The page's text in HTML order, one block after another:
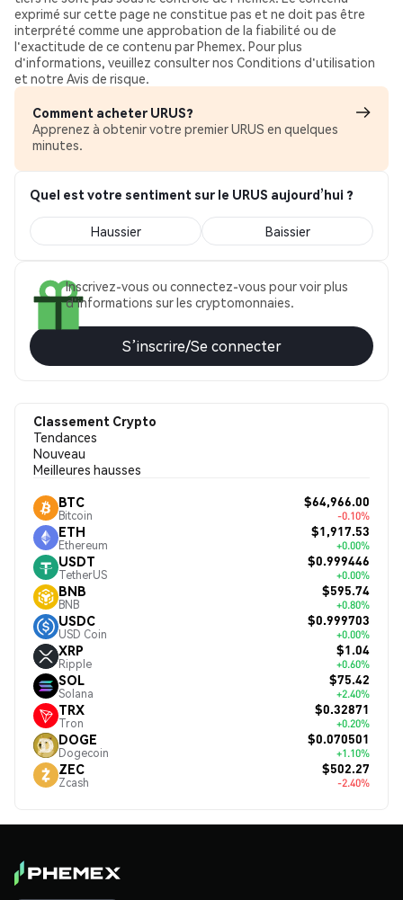
exprimé sur cette page ne constitue pas et ne doit pas être
interprété comme une approbation de la fiabilité ou de
l'exactitude de ce contenu par Phemex. Pour plus
d'informations, veuillez consulter nos Conditions d'utilisation
et notre Avis de risque.
Comment acheter URUS?
Apprenez à obtenir votre premier URUS en quelques
minutes.
Quel est votre sentiment sur le URUS aujourd’hui ?
Haussier Baissier
Inscrivez-vous ou connectez-vous pour voir plus
d'informations sur les cryptomonnaies.
S’inscrire/Se connecter
Classement Crypto
Tendances
Nouveau
Meilleures hausses
BTC
Bitcoin
$64,966.00
-0.10%
ETH
Ethereum
$1,917.53
+0.00%
USDT
TetherUS
$0.999446
+0.00%
BNB
BNB
$595.74
+0.80%
USDC
USD Coin
$0.999703
+0.00%
XRP
Ripple
$1.04
+0.60%
SOL
Solana
$75.42
+2.40%
TRX
Tron
$0.32871
+0.20%
DOGE
Dogecoin
$0.070501
+1.10%
ZEC
Zcash
$502.27
-2.40%